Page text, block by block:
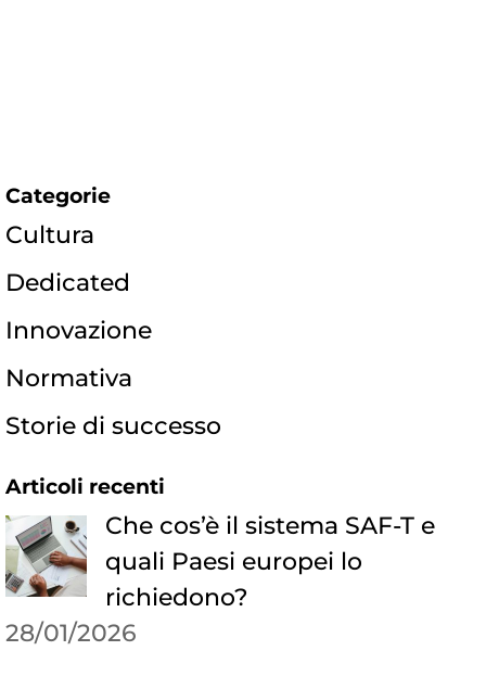
Categorie
Cultura
Dedicated
Innovazione
Normativa
Storie di successo
Articoli recenti
Che cos’è il sistema SAF-T e
quali Paesi europei lo
richiedono?
28/01/2026